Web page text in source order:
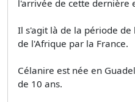
l'arrivée de cette dernière
Il s'agit là de la période
de l'Afrique par la France.
Célanire est née en
de 10 ans.